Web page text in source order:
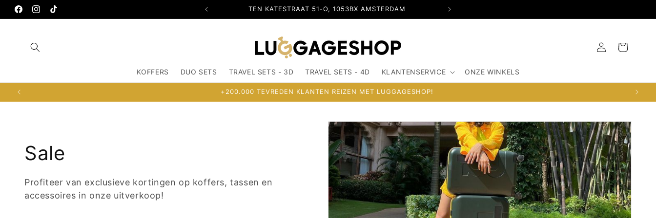
naar de
content
FacebookInstagram
TikTok
TEN KATESTRAAT 51-O, 1053BX AMSTERDAM OSDORPERWEG 516-G, 1067SX AMSTERDAM
KOFFERS DUO SETS TRAVEL SETS - 3D TRAVEL SETS - 4D KLANTENSERVICE ONZE WINKELS
Inloggen
Winkelwagen
+200.000 TEVREDEN KLANTEN REIZEN MET LUGGAGESHOP!
C
o
l
Sale
Profiteer van exclusieve kortingen op koffers, tassen en
accessoires in onze uitverkoop!